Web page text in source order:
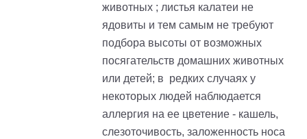
животных ; листья калатеи не
ядовиты и тем самым не требуют
подбора высоты от возможных
посягательств домашних животных
или детей; в редких случаях у
некоторых людей наблюдается
аллергия на ее цветение - кашель,
слезоточивость, заложенность носа